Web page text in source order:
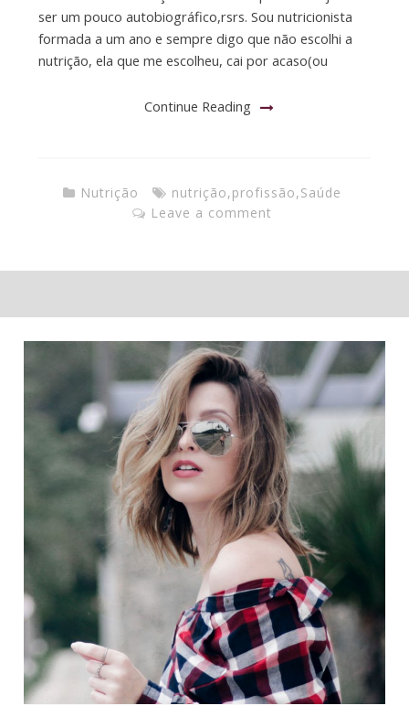
ser um pouco autobiográfico,rsrs. Sou nutricionista
formada a um ano e sempre digo que não escolhi a
nutrição, ela que me escolheu, cai por acaso(ou
Continue Reading
Nutrição nutrição,profissão,Saúde
Leave a comment